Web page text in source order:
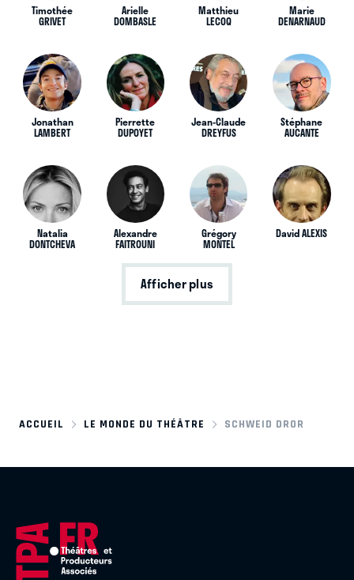
Timothée
GRIVET
Arielle
DOMBASLE
Matthieu
LECOQ
Marie
DENARNAUD
Jonathan
LAMBERT
Pierrette
DUPOYET
Jean-Claude
DREYFUS
Stéphane
AUCANTE
Natalia
DONTCHEVA
Alexandre
FAITROUNI
Grégory
MONTEL
David ALEXIS
Afficher plus
ACCUEIL LE MONDE DU THÉÂTRE SCHWEID DROR